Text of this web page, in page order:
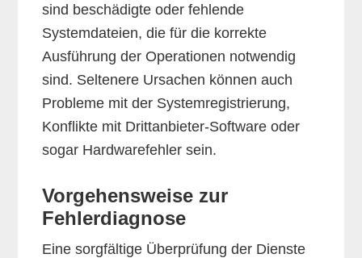
sind beschädigte oder fehlende
Systemdateien, die für die korrekte
Ausführung der Operationen notwendig
sind. Seltenere Ursachen können auch
Probleme mit der Systemregistrierung,
Konflikte mit Drittanbieter-Software oder
sogar Hardwarefehler sein.
Vorgehensweise zur
Fehlerdiagnose
Eine sorgfältige Überprüfung der Dienste